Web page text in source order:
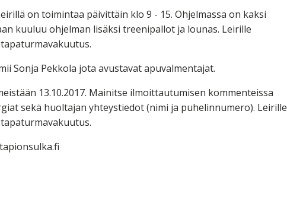
on toimintaa päivittäin klo 9 - 15. Ohjelmassa on kaksi
kuuluu ohjelman lisäksi treenipallot ja lounas. Leirille
Sonja Pekkola jota avustavat apuvalmentajat.
13.10.2017. Mainitse ilmoittautumisen kommenteissa
sekä huoltajan yhteystiedot (nimi ja puhelinnumero). Leirille